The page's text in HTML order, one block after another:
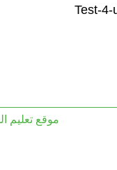
موقع تعليم